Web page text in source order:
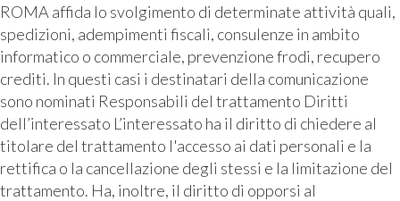
ROMA affida lo svolgimento di determinate attività quali,
spedizioni, adempimenti fiscali, consulenze in ambito
informatico o commerciale, prevenzione frodi, recupero
crediti. In questi casi i destinatari della comunicazione
sono nominati Responsabili del trattamento Diritti
dell’interessato L’interessato ha il diritto di chiedere al
titolare del trattamento l'accesso ai dati personali e la
rettifica o la cancellazione degli stessi e la limitazione del
trattamento. Ha, inoltre, il diritto di opporsi al